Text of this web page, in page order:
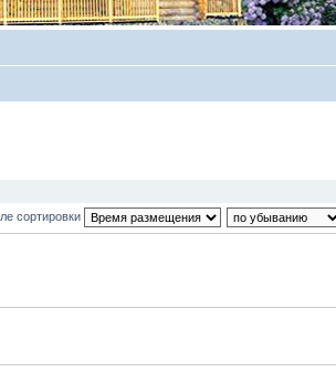
сортировки